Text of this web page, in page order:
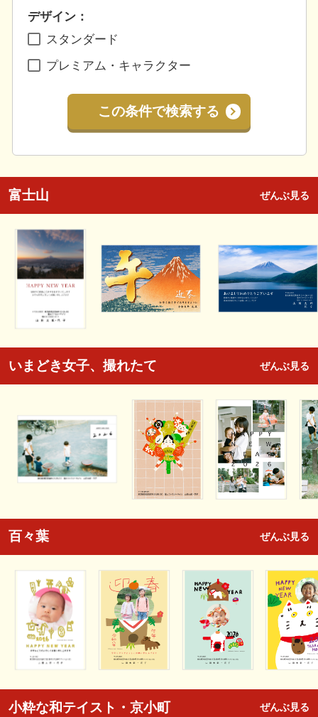
デザイン：
スタンダード
プレミアム・キャラクター
この条件で検索する
富士山 ぜんぶ見る
いまどき女子、撮れたて ぜんぶ見る
百々葉 ぜんぶ見る
小粋な和テイスト・京小町 ぜんぶ見る